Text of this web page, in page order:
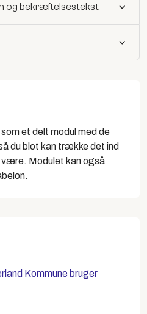
og bekræftelsestekst
et delt modul med de
du blot kan trække det ind
være. Modulet kan også
Kommune bruger